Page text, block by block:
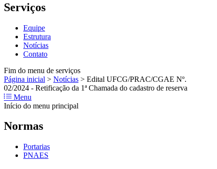
Serviços
Equipe
Estrutura
Notícias
Contato
Fim do menu de serviços
Página inicial > Notícias > Edital UFCG/PRAC/CGAE Nº.
02/2024 - Retificação da 1ª Chamada do cadastro de reserva
Menu
Início do menu principal
Normas
Portarias
PNAES